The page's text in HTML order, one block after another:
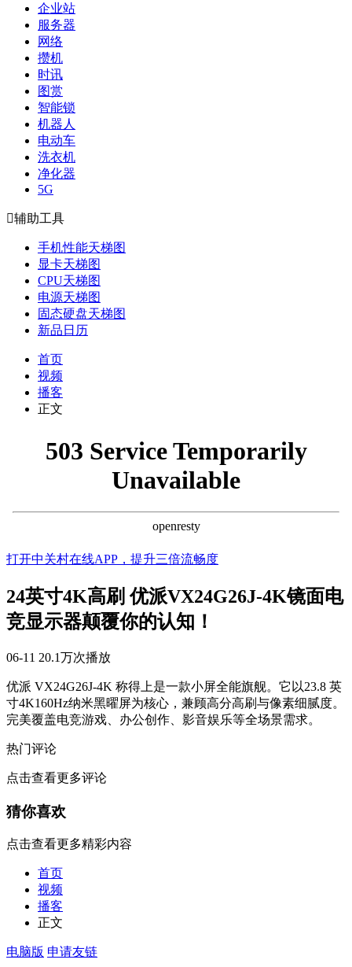
企业站
服务器
网络
攒机
时讯
图赏
智能锁
机器人
电动车
洗衣机
净化器
5G
辅助工具
手机性能天梯图
显卡天梯图
CPU天梯图
电源天梯图
固态硬盘天梯图
新品日历
首页
视频
播客
正文
打开中关村在线APP，提升三倍流畅度
24英寸4K高刷 优派VX24G26J-4K镜面电
竞显示器颠覆你的认知！
06-11 20.1万次播放
优派 VX24G26J-4K 称得上是一款小屏全能旗舰。它以23.8 英
寸4K160Hz纳米黑曜屏为核心，兼顾高分高刷与像素细腻度。
完美覆盖电竞游戏、办公创作、影音娱乐等全场景需求。
热门评论
点击查看更多评论
猜你喜欢
点击查看更多精彩内容
首页
视频
播客
正文
电脑版 申请友链